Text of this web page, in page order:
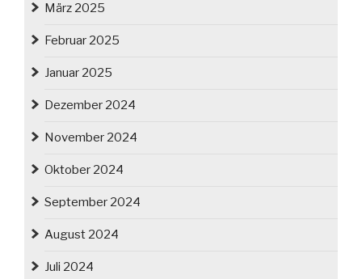
März 2025
Februar 2025
Januar 2025
Dezember 2024
November 2024
Oktober 2024
September 2024
August 2024
Juli 2024